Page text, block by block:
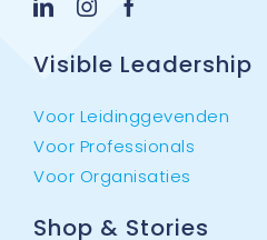
Visible Leadership
Voor Leidinggevenden
Voor Professionals
Voor Organisaties
Shop & Stories